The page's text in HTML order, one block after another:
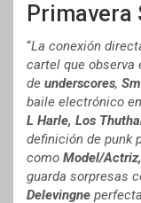
Primavera
“La conexión
cartel que observa
de underscores,
baile electrónico
L Harle, Los
definición de punk
como Model/
guarda sorpresas
Delevingne